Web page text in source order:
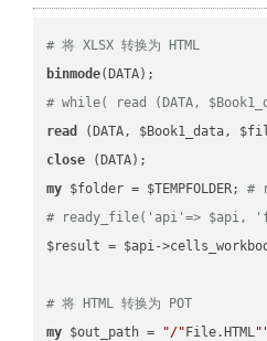
# 将 XLSX 转换为 HTML
binmode
# while( read (DATA,
read
close
my $folder = $TEMPFOLDER; #
# ready_file('api'=> $api,
$result = $api-
# 将 HTML 转换为 POT
my $out_path = "/" File.HTML